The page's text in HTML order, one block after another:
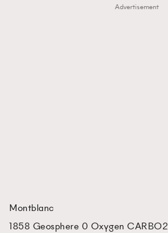
Advertisement
Montblanc
1858 Geosphere 0 Oxygen CARBO2